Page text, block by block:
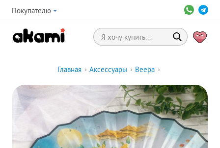
Покупателю
Главная › Аксессуары › Веера ›